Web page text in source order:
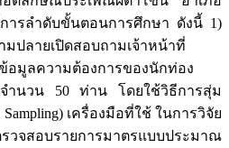
ารลำดับขั้นตอนการศึกษา ดังนี้ 1)
ปลายเปิดสอบถามเจ้าหน้าที่
มูลความต้องการของนักท่อง
ำนวน 50 ท่าน โดยใช้วิธีการสุ่ม
Sampling) เครื่องมือที่ใช้ ในการวิจัย
จสอบรายการมาตรแบบประมาณ